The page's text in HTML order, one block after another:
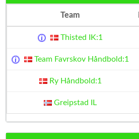
Team
Thisted IK:1
Team Favrskov Håndbold:1
Ry Håndbold:1
Greipstad IL